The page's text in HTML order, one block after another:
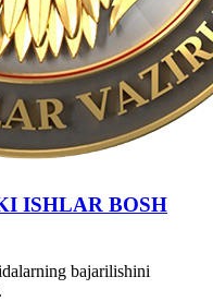
ISHLAR BOSH
bajarilishini